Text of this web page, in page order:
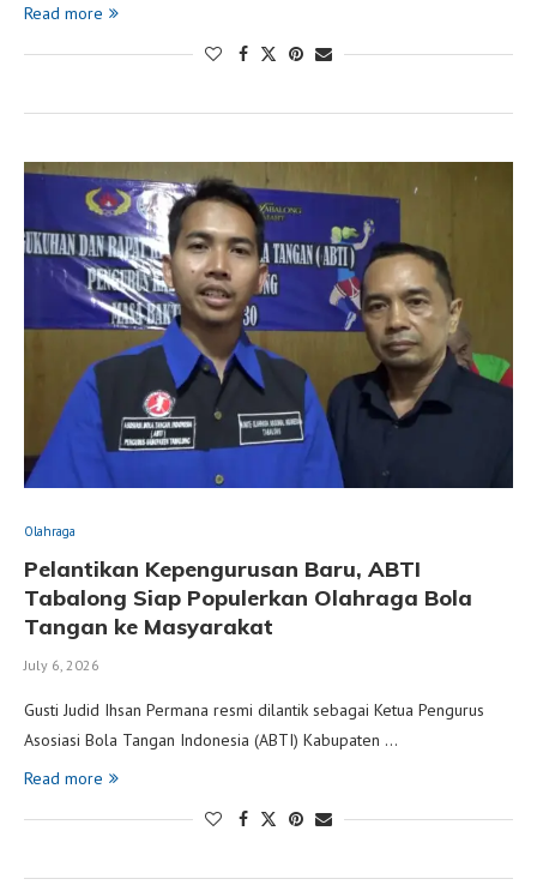
Read more
Olahraga
Pelantikan Kepengurusan Baru, ABTI
Tabalong Siap Populerkan Olahraga Bola
Tangan ke Masyarakat
July 6, 2026
Gusti Judid Ihsan Permana resmi dilantik sebagai Ketua Pengurus
Asosiasi Bola Tangan Indonesia (ABTI) Kabupaten …
Read more